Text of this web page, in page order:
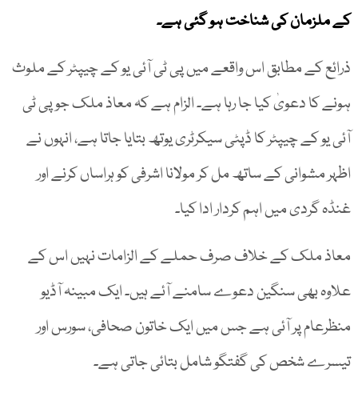
کے ملزمان کی شناخت ہو گئی ہے۔
ذرائع کے مطابق اس واقعے میں پی ٹی آئی یو کے چیپٹر کے ملوث
ہونے کا دعویٰ کیا جا رہا ہے۔ الزام ہے کہ معاذ ملک جو پی ٹی
آئی یو کے چیپٹر کا ڈپٹی سیکرٹری یوتھ بتایا جاتا ہے، انہوں نے
اظہر مشوانی کے ساتھ مل کر مولانا اشرفی کو ہراساں کرنے اور
غنڈہ گردی میں اہم کردار ادا کیا۔
معاذ ملک کے خلاف صرف حملے کے الزامات نہیں اس کے
علاوہ بھی سنگین دعوے سامنے آئے ہیں۔ ایک مبینہ آڈیو
منظرعام پر آئی ہے جس میں ایک خاتون صحافی، سورس اور
تیسرے شخص کی گفتگو شامل بتائی جاتی ہے۔